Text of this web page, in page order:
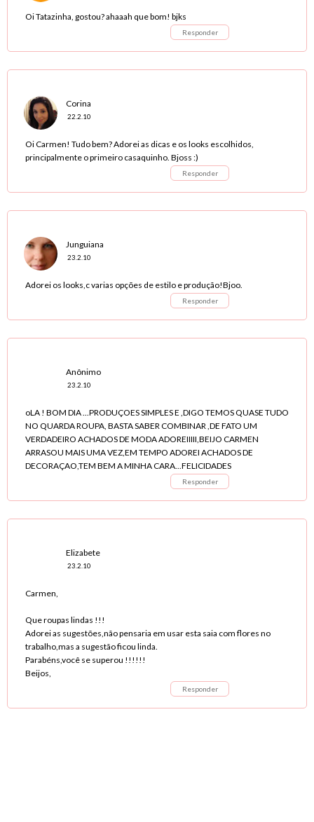
Oi Tatazinha, gostou? ahaaah que bom! bjks
Responder
Corina
22.2.10
Oi Carmen! Tudo bem? Adorei as dicas e os looks escolhidos,
principalmente o primeiro casaquinho. Bjoss :)
Responder
Junguiana
23.2.10
Adorei os looks,c varias opções de estilo e produção!Bjoo.
Responder
Anônimo
23.2.10
oLA ! BOM DIA ...PRODUÇOES SIMPLES E ,DIGO TEMOS QUASE TUDO
NO QUARDA ROUPA, BASTA SABER COMBINAR ,DE FATO UM
VERDADEIRO ACHADOS DE MODA ADOREIIIII,BEIJO CARMEN
ARRASOU MAIS UMA VEZ,EM TEMPO ADOREI ACHADOS DE
DECORAÇAO,TEM BEM A MINHA CARA...FELICIDADES
Responder
Elizabete
23.2.10
Carmen,
Que roupas lindas !!!
Adorei as sugestões,não pensaria em usar esta saia com flores no
trabalho,mas a sugestão ficou linda.
Parabéns,você se superou !!!!!!
Beijos,
Responder